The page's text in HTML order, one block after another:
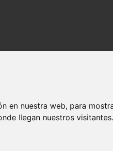
en nuestra web, para
llegan nuestros visitantes.